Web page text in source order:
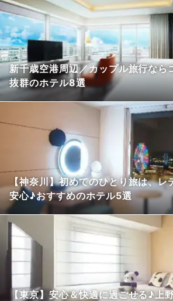
新千歳空港周辺／カップル旅行なら
抜群のホテル8選
【神奈川】初めてのひとり旅は、
安心♪おすすめのホテル5選
【東京】安心＆快適に過ごせる♪上